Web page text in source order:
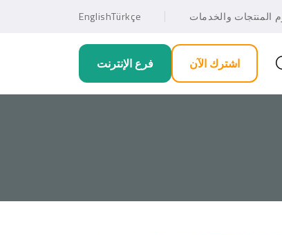
المنتجات والخدمات Türkçe
English
اشترك الآن فرع الإنترنت